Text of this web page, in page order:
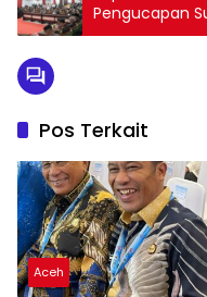
Pengucapan
Definitif DPRD
Pos Terkait
Aceh